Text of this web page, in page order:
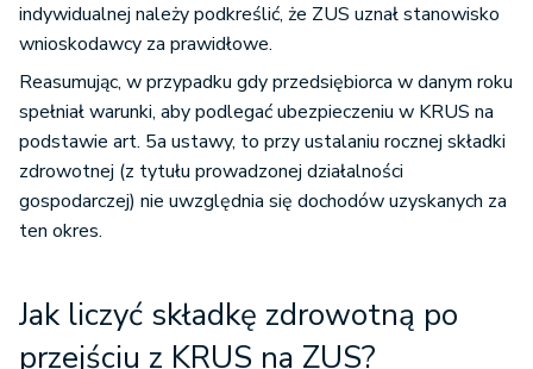
indywidualnej należy podkreślić, że ZUS uznał stanowisko
wnioskodawcy za prawidłowe.
Reasumując, w przypadku gdy przedsiębiorca w danym roku
spełniał warunki, aby podlegać ubezpieczeniu w KRUS na
podstawie art. 5a ustawy, to przy ustalaniu rocznej składki
zdrowotnej (z tytułu prowadzonej działalności
gospodarczej) nie uwzględnia się dochodów uzyskanych za
ten okres.
Jak liczyć składkę zdrowotną po
przejściu z KRUS na ZUS?